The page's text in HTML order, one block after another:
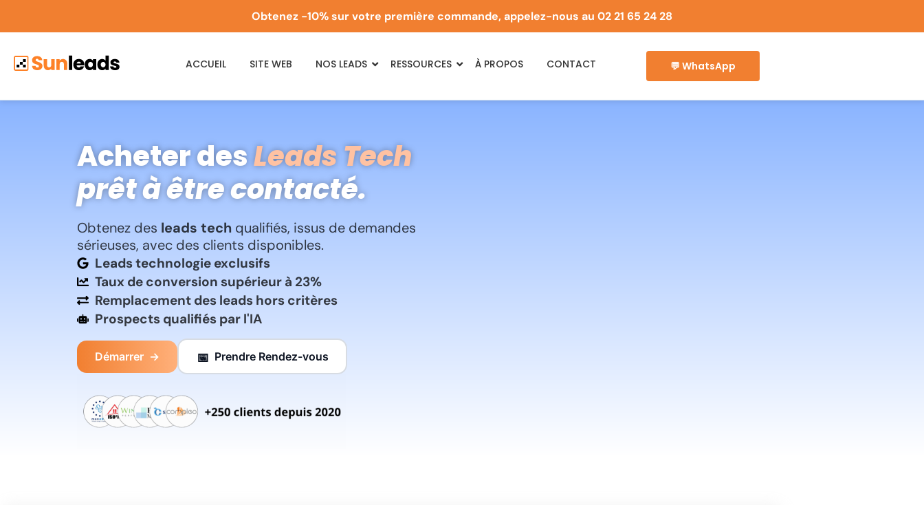
Obtenez -10% sur votre première commande, appelez-nous au 02 21 65 24 28
ACCUEIL SITE WEB NOS LEADS RESSOURCES À PROPOS CONTACT 💬 WhatsApp
Acheter desLeads Tech
prêt à être contacté.
Obtenez des leads tech qualifiés, issus de demandes
sérieuses, avec des clients disponibles.
Leads technologie exclusifs
Taux de conversion supérieur à 23%
Remplacement des leads hors critères
Prospects qualifiés par l'IA
Démarrer → 📅 Prendre Rendez-vous